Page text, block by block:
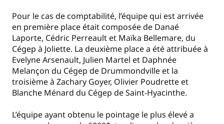
Pour le cas de comptabilité, l’équipe qui est arrivée
en première place était composée de Danaé
Laporte, Cédric Perreault et Maïka Bellemare, du
Cégep à Joliette. La deuxième place a été attribuée à
Evelyne Arsenault, Julien Martel et Daphnée
Melançon du Cégep de Drummondville et la
troisième à Zachary Goyer, Olivier Poudrette et
Blanche Ménard du Cégep de Saint-Hyacinthe.
L’équipe ayant obtenu le pointage le plus élevé a